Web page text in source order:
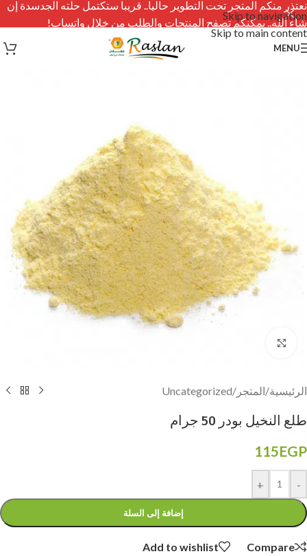
Skip to navigation
Skip to main content
نعتذر منكم المتجر تحت التطوير حاليا.. قريبا ستكتمل حلته الجدسدة إن
شاء الله.. يمكنكم تصفح المنتجات والطلب من خلال واتساب!
MENU
الرئيسية/المتجر /
Uncategorized
طلع النخيل بودر 50 جرام
115EGP
-
+
إضافة إلى السلة
Compare
Add to wishlist